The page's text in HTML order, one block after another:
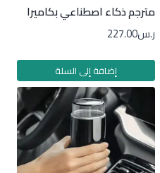
مترجم ذكاء اصطناعي بكاميرا
ر.س227.00
إضافة إلى السلة